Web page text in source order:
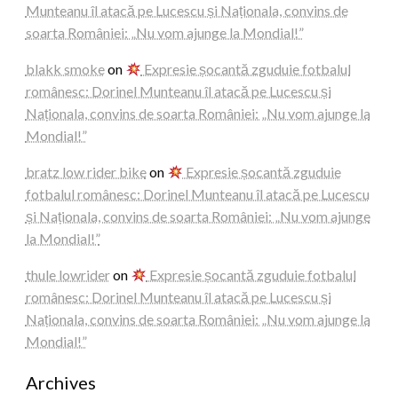
Munteanu îl atacă pe Lucescu și Naționala, convins de
soarta României: „Nu vom ajunge la Mondial!”
blakk smokeon
Expresie șocantă zguduie fotbalul
românesc: Dorinel Munteanu îl atacă pe Lucescu și
Naționala, convins de soarta României: „Nu vom ajunge la
Mondial!”
bratz low rider bikeon
Expresie șocantă zguduie
fotbalul românesc: Dorinel Munteanu îl atacă pe Lucescu
și Naționala, convins de soarta României: „Nu vom ajunge
la Mondial!”
thule lowrideron
Expresie șocantă zguduie fotbalul
românesc: Dorinel Munteanu îl atacă pe Lucescu și
Naționala, convins de soarta României: „Nu vom ajunge la
Mondial!”
Archives